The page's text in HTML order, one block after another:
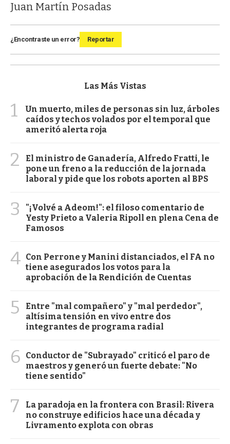
Juan Martín Posadas
¿Encontraste un error? Reportar
Las Más Vistas
1
Un muerto, miles de personas sin luz, árboles
caídos y techos volados por el temporal que
ameritó alerta roja
2
El ministro de Ganadería, Alfredo Fratti, le
pone un freno a la reducción de la jornada
laboral y pide que los robots aporten al BPS
3
"¡Volvé a Adeom!": el filoso comentario de
Yesty Prieto a Valeria Ripoll en plena Cena de
Famosos
4 Con Perrone y Manini distanciados, el FA no
tiene asegurados los votos para la
aprobación de la Rendición de Cuentas
5
Entre "mal compañero" y "mal perdedor",
altísima tensión en vivo entre dos
integrantes de programa radial
6
Conductor de "Subrayado" criticó el paro de
maestros y generó un fuerte debate: "No
tiene sentido"
7
La paradoja en la frontera con Brasil: Rivera
no construye edificios hace una década y
Livramento explota con obras